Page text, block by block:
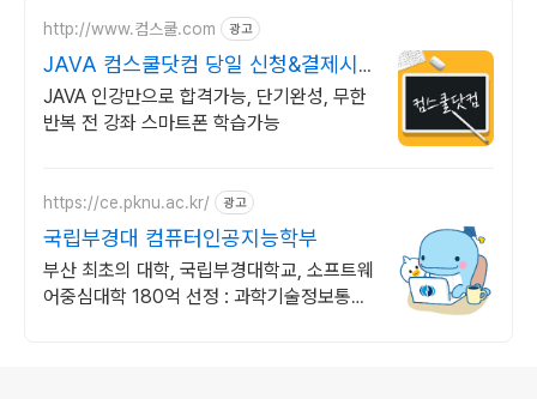
http://www.컴스쿨.com 광고
JAVA 컴스쿨닷컴 당일 신청&결제시
기프티콘!
JAVA 인강만으로 합격가능, 단기완성, 무한
반복 전 강좌 스마트폰 학습가능
https://ce.pknu.ac.kr/ 광고
국립부경대 컴퓨터인공지능학부
부산 최초의 대학, 국립부경대학교, 소프트웨
어중심대학 180억 선정 : 과학기술정보통신